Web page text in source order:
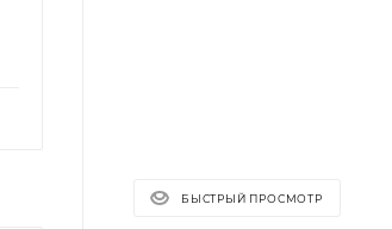
БЫСТРЫЙ ПРОСМОТР